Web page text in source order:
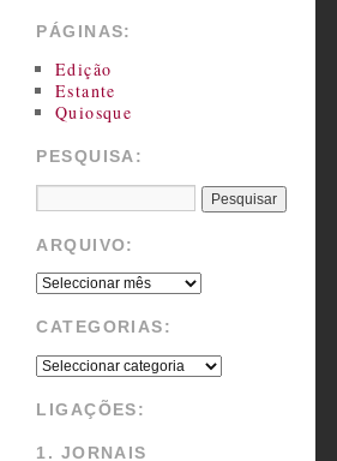
PÁGINAS:
Edição
Estante
Quiosque
PESQUISA:
ARQUIVO:
CATEGORIAS:
LIGAÇÕES:
1. JORNAIS